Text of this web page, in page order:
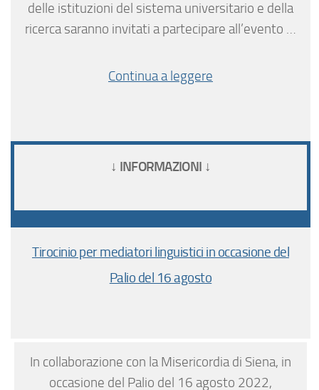
delle istituzioni del sistema universitario e della
ricerca saranno invitati a partecipare all’evento …
Continua a leggere
↓ INFORMAZIONI ↓
Tirocinio per mediatori linguistici in occasione del
Palio del 16 agosto
In collaborazione con la Misericordia di Siena, in
occasione del Palio del 16 agosto 2022,